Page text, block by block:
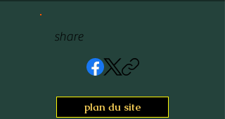
share
plan du site